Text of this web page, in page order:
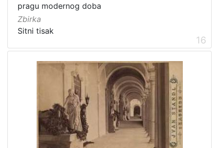
pragu modernog doba
Zbirka
Sitni tisak
16